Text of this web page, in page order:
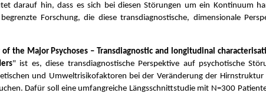
darauf hin, dass es sich bei diesen Störungen um ein Kontinuum
Forschung, die diese transdiagnostische, dimensionale
the Major Psychoses – Transdiagnostic and longitudinal
" ist es, diese transdiagnostische Perspektive auf psychotische
und Umweltrisikofaktoren bei der Veränderung der Hirnstruktur
Dafür soll eine umfangreiche Längsschnittstudie mit N=300